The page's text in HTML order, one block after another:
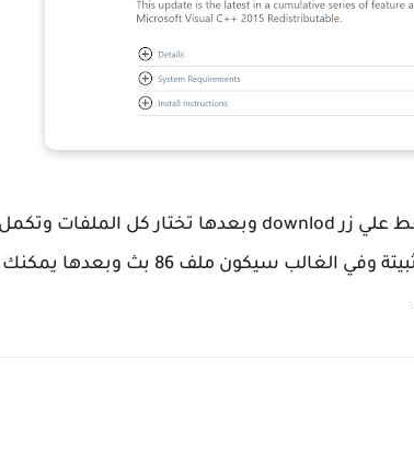
بعد دخولك لصفحة التحميل تختار اللغة وبعدها تضغط علي زر downlod وبعدها تختار كل الملفات وتكمل
التحميل ، بعدها الملف الذي يقبل التثبيت معك قم بتثبيتة وفي الغالب سيكون ملف